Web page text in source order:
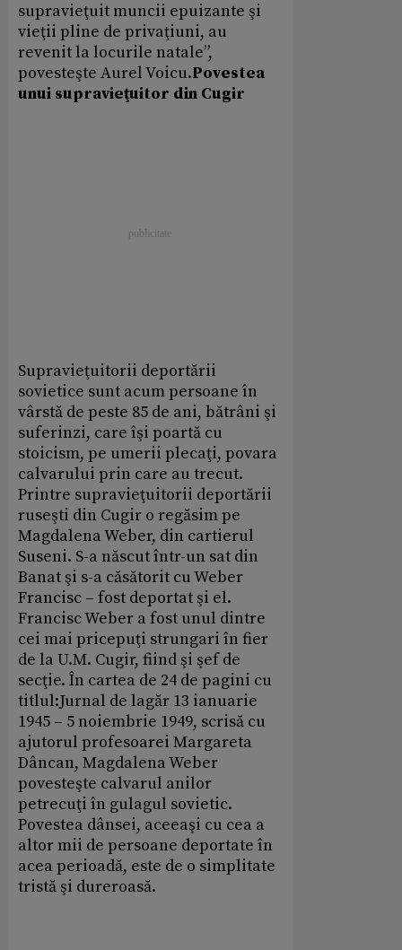
supravieţuit muncii epuizante şi
vieţii pline de privaţiuni, au
revenit la locurile natale”,
povesteşte Aurel Voicu.Povestea
unui supravieţuitor din Cugir
Supravieţuitorii deportării
sovietice sunt acum persoane în
vârstă de peste 85 de ani, bătrâni şi
suferinzi, care îşi poartă cu
stoicism, pe umerii plecaţi, povara
calvarului prin care au trecut.
Printre supravieţuitorii deportării
ruseşti din Cugir o regăsim pe
Magdalena Weber, din cartierul
Suseni. S-a născut într-un sat din
Banat şi s-a căsătorit cu Weber
Francisc – fost deportat şi el.
Francisc Weber a fost unul dintre
cei mai pricepuţi strungari în fier
de la U.M. Cugir, fiind şi şef de
secţie. În cartea de 24 de pagini cu
titlul:Jurnal de lagăr 13 ianuarie
1945 – 5 noiembrie 1949, scrisă cu
ajutorul profesoarei Margareta
Dâncan, Magdalena Weber
povesteşte calvarul anilor
petrecuţi în gulagul sovietic.
Povestea dânsei, aceeaşi cu cea a
altor mii de persoane deportate în
acea perioadă, este de o simplitate
tristă şi dureroasă.